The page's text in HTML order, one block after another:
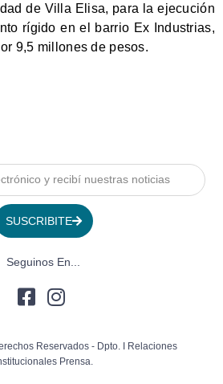
de Villa Elisa, para la ejecución
rígido en el barrio Ex Industrias,
9,5 millones de pesos.
SUSCRIBITE
Seguinos En...
Reservados - Dpto. I Relaciones
Prensa.